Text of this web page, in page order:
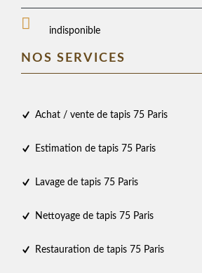
indisponible
NOS SERVICES
Achat / vente de tapis 75 Paris
Estimation de tapis 75 Paris
Lavage de tapis 75 Paris
Nettoyage de tapis 75 Paris
Restauration de tapis 75 Paris